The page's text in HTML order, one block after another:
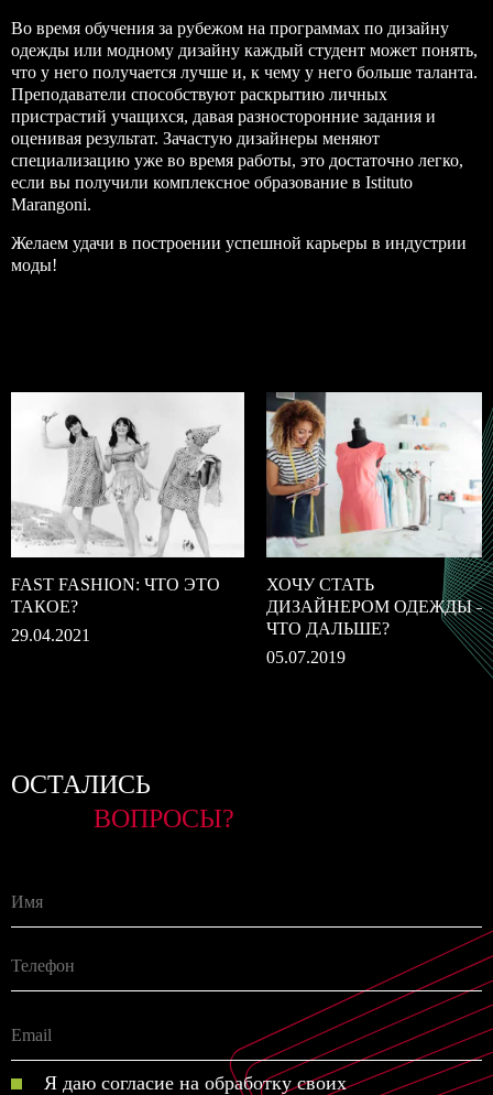
Во время обучения за рубежом на программах по дизайну
одежды или модному дизайну каждый студент может понять,
что у него получается лучше и, к чему у него больше таланта.
Преподаватели способствуют раскрытию личных
пристрастий учащихся, давая разносторонние задания и
оценивая результат. Зачастую дизайнеры меняют
специализацию уже во время работы, это достаточно легко,
если вы получили комплексное образование в Istituto
Marangoni.
Желаем удачи в построении успешной карьеры в индустрии
моды!
FAST FASHION: ЧТО ЭТО
ТАКОЕ?
29.04.2021
ХОЧУ СТАТЬ
ДИЗАЙНЕРОМ ОДЕЖДЫ –
ЧТО ДАЛЬШЕ?
05.07.2019
ОСТАЛИСЬ
ВОПРОСЫ?
Я даю согласие на обработку своих